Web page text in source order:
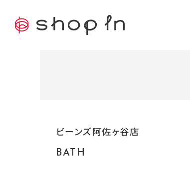
ビーンズ阿佐ヶ谷店
BATH